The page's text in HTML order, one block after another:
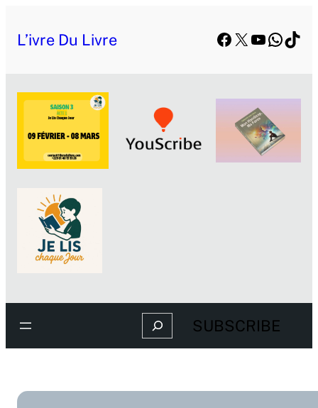
L’ivre Du Livre Facebook
X YouTube
Search SUBSCRIBE